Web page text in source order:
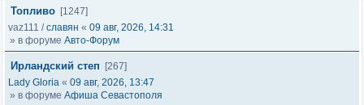
Топливо [1247]
vaz111 /славян « 09 авг, 2026, 14:31
» в форуме Авто-Форум
Ирландский степ
[267]
Lady Gloria « 09 авг, 2026, 13:47
» в форуме Афиша Севастополя